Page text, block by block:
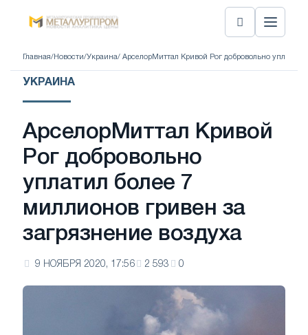
Главная/ Новости/Украина/ АрселорМиттал Кривой Рог добровольно уплатил
УКРАИНА
АрселорМиттал Кривой
Рог добровольно
уплатил более 7
миллионов гривен за
загрязнение воздуха
9 НОЯБРЯ 2020, 17:56 2 593 0